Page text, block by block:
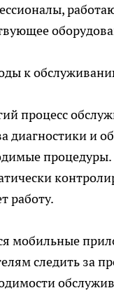
к
процесс
диагностики и
работу.
мобильные
следить за